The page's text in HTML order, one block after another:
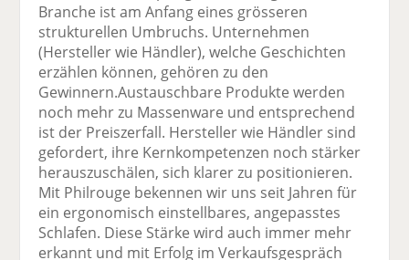
Branche ist am Anfang eines grösseren
strukturellen Umbruchs. Unternehmen
(Hersteller wie Händler), welche Geschichten
erzählen können, gehören zu den
Gewinnern.Austauschbare Produkte werden
noch mehr zu Massenware und entsprechend
ist der Preiszerfall. Hersteller wie Händler sind
gefordert, ihre Kernkompetenzen noch stärker
herauszuschälen, sich klarer zu positionieren.
Mit Philrouge bekennen wir uns seit Jahren für
ein ergonomisch einstellbares, angepasstes
Schlafen. Diese Stärke wird auch immer mehr
erkannt und mit Erfolg im Verkaufsgespräch